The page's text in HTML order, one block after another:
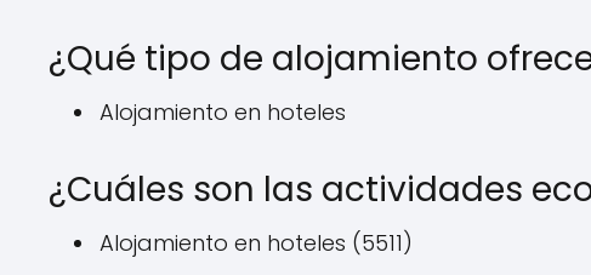
¿Qué tipo de alojamiento ofrece
Alojamiento en hoteles
¿Cuáles son las actividades
Alojamiento en hoteles (5511)